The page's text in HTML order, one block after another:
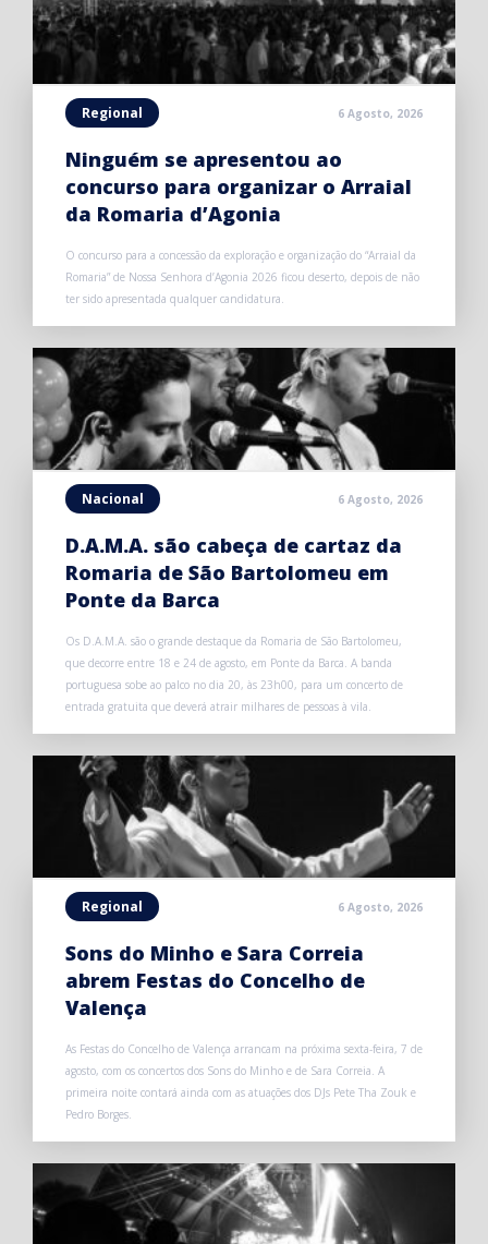
Regional 6 Agosto, 2026
Ninguém se apresentou ao
concurso para organizar o Arraial
da Romaria d’Agonia
O concurso para a concessão da exploração e organização do “Arraial da
Romaria” de Nossa Senhora d’Agonia 2026 ficou deserto, depois de não
ter sido apresentada qualquer candidatura.
Nacional 6 Agosto, 2026
D.A.M.A. são cabeça de cartaz da
Romaria de São Bartolomeu em
Ponte da Barca
Os D.A.M.A. são o grande destaque da Romaria de São Bartolomeu,
que decorre entre 18 e 24 de agosto, em Ponte da Barca. A banda
portuguesa sobe ao palco no dia 20, às 23h00, para um concerto de
entrada gratuita que deverá atrair milhares de pessoas à vila.
Regional 6 Agosto, 2026
Sons do Minho e Sara Correia
abrem Festas do Concelho de
Valença
As Festas do Concelho de Valença arrancam na próxima sexta-feira, 7 de
agosto, com os concertos dos Sons do Minho e de Sara Correia. A
primeira noite contará ainda com as atuações dos DJs Pete Tha Zouk e
Pedro Borges.